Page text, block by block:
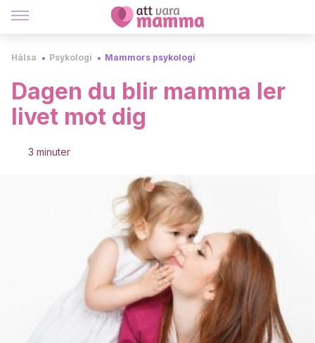
Hälsa Psykologi Mammors psykologi
Dagen du blir mamma ler
livet mot dig
3 minuter